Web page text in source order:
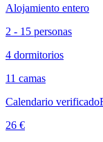
Alojamiento entero
2 - 15 personas
4 dormitorios
11 camas
Calendario verificado
26 €